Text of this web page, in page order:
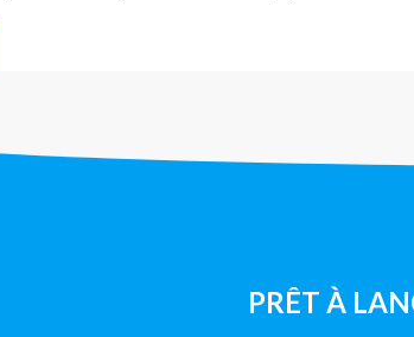
PRÊT À